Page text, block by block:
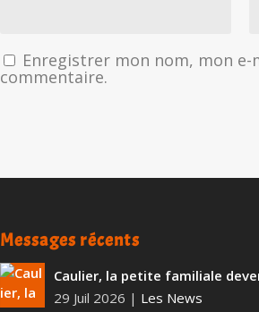
Enregistrer mon nom, mon
commentaire.
Messages récents
Caulier, la petite familiale
29 Juil 2026 | Les News